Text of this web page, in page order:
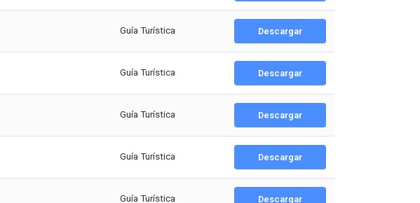
Guía Turística Descargar
Guía Turística Descargar
Guía Turística Descargar
Guía Turística Descargar
Guía Turística Descargar